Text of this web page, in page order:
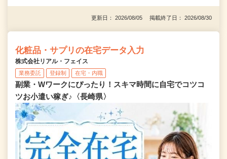
更新日： 2026/08/05 掲載終了日： 2026/08/30
化粧品・サプリの在宅データ入力
株式会社リアル・フェイス
業務委託 登録制 在宅・内職
副業・Wワークにぴったり！スキマ時間に自宅でコツコ
ツお小遣い稼ぎ♪〈長崎県〉